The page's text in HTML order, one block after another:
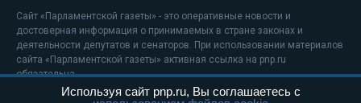
Сайт «Парламентской газеты» - это оперативные новости и
достоверная информация о принимаемых в стране законах и
деятельности депутатов и сенаторов. При использовании материалов
сайта «Парламентской газеты» активная ссылка на pnp.ru
обязательна.
На информационном ресурсе применяютсярекомендательные
Используя сайт pnp.ru, Вы соглашаетесь с